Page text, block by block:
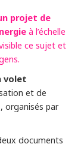
projet de
à l’échelle
ce sujet et
volet
et de
organisés par
documents